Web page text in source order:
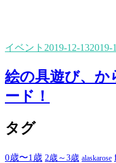
イベント 2019-12-132019-
絵の具遊び、か
ード！
タグ
0歳〜1歳 2歳～3歳 alaskarose